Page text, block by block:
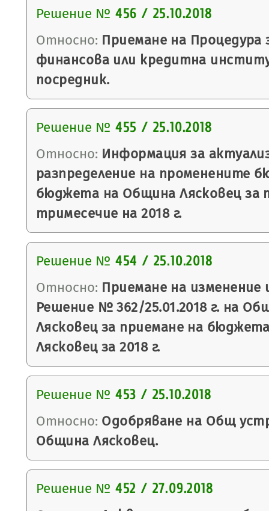
Решение № 456 / 25.10.2018
Относно: Приемане на Процедура
финансова или кредитна
посредник.
Решение № 455 / 25.10.2018
Относно: Информация за
разпределение на променените
бюджета на Община Лясковец
тримесечие на 2018 г.
Решение № 454 / 25.10.2018
Относно: Приемане на изменение
Решение № 362/25.01.2018 г. на
Лясковец за приемане на
Лясковец за 2018 г.
Решение № 453 / 25.10.2018
Относно: Одобряване на Общ
Община Лясковец.
Решение № 452 / 27.09.2018